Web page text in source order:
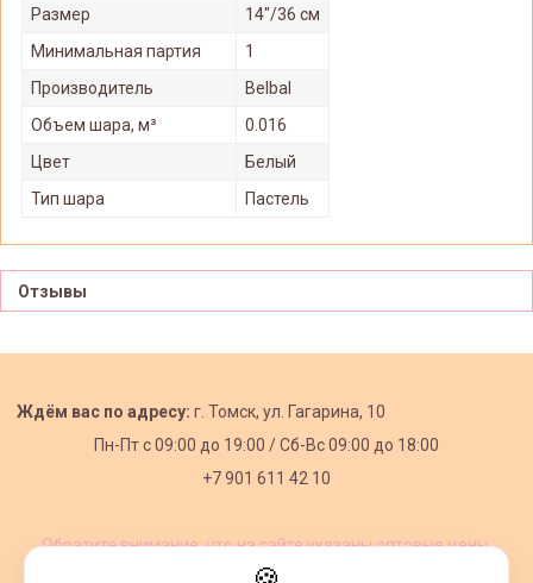
Размер
14"/36 см
Минимальная партия
1
Производитель
Belbal
Объем шара, м³
0.016
Цвет
Белый
Тип шара
Пастель
Отзывы
Ждём вас по адресу: г. Томск, ул. Гагарина, 10
Пн-Пт с09:00 до 19:00 /Сб-Вс 09:00 до 18:00
+7 901 611 42 10
Обратите внимание, что на сайте указаны оптовые цены,